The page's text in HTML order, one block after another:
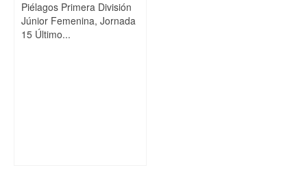
Piélagos Primera División
Júnior Femenina, Jornada
15 Último...